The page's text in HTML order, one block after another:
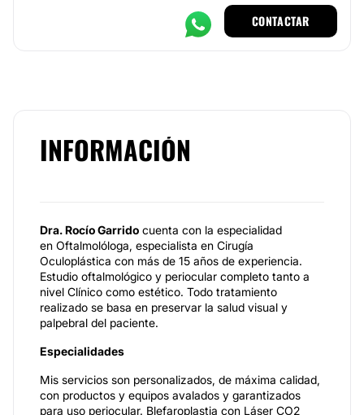
CONTACTAR
INFORMACIÓN
Dra. Rocío Garrido cuenta con la especialidad
en Oftalmolóloga, especialista en Cirugía
Oculoplástica con más de 15 años de experiencia.
Estudio oftalmológico y periocular completo tanto a
nivel Clínico como estético. Todo tratamiento
realizado se basa en preservar la salud visual y
palpebral del paciente.
Especialidades
Mis servicios son personalizados, de máxima calidad,
con productos y equipos avalados y garantizados
para uso periocular. Blefaroplastia con Láser CO2